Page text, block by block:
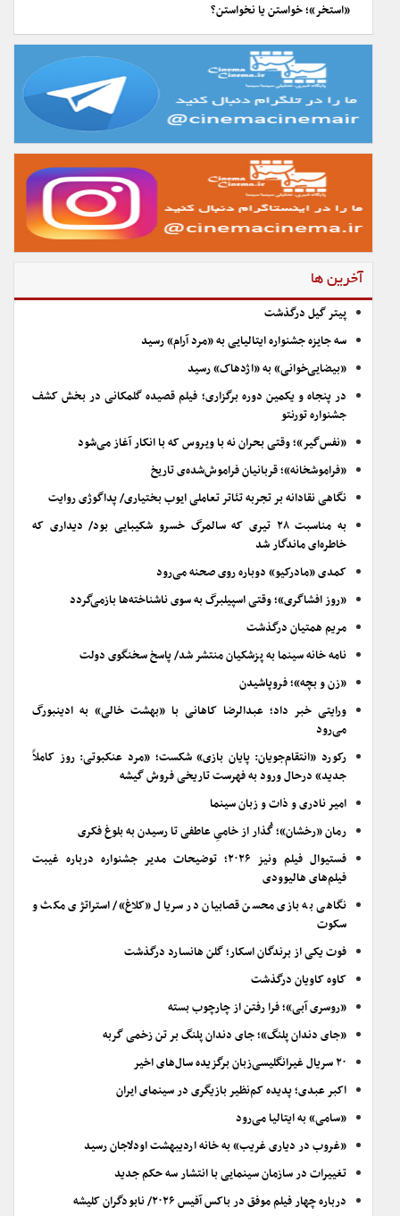
«استخر»؛ خواستن یا نخواستن؟
آخرین ها
پیتر گیل درگذشت
سه جایزه جشنواره ایتالیایی به «مرد آرام» رسید
«بیضایی‌خوانی» به «اژدهاک» رسید
در پنجاه و یکمین دوره برگزاری؛ فیلم قصیده گلمکانی در بخش کشف
جشنواره تورنتو
«نفس‌گیر»؛ وقتی بحران نه با ویروس که با انکار آغاز می‌شود
«فراموشخانه»؛ قربانیان فراموش‌شده‌ی تاریخ
نگاهی نقادانه بر تجربه تئاتر تعاملی ایوب بختیاری/ پداگوژی روایت
به مناسبت ۲۸ تیری که سالمرگ خسرو شکیبایی بود/ دیداری که
خاطره‌ای ماندگار شد
کمدی «مادرکیو» دوباره روی صحنه می‌رود
«روز افشاگری»؛ وقتی اسپیلبرگ به سوی ناشناخته‌ها بازمی‌گردد
مریم همتیان درگذشت
نامه خانه سینما به پزشکیان منتشر شد/ پاسخ سخنگوی دولت
«زن و بچه»؛ فروپاشیدن
ورایتی خبر داد؛ عبدالرضا کاهانی با «بهشت خالی» به ادینبورگ
می‌رود
رکورد «انتقام‌جویان: پایان بازی» شکست؛ «مرد عنکبوتی: روز کاملاً
جدید» درحال ورود به فهرست تاریخی فروش گیشه
امیر نادری و ذات و زبان سینما
رمان «رخشان»؛ گُذار از خامیِ عاطفی تا رسیدن به بلوغ فکری
فستیوال فیلم ونیز ۲۰۲۶؛ توضیحات مدیر جشنواره درباره غیبت
فیلم‌های هالیوودی
نگاهی به بازی محسن قصابیان در سریال «کلاغ»/ استراتژی مکث و
سکوت
فوت یکی از برندگان اسکار؛ گلن هانسارد درگذشت
کاوه کاویان درگذشت
«روسری آبی»؛ فرا رفتن از چارچوب بسته
«جای دندان پلنگ»؛ جای دندان پلنگ بر تن زخمی گربه
۲۰ سریال غیرانگلیسی‌زبان برگزیده سال‌های اخیر
اکبر عبدی؛ پدیده کم‌نظیر بازیگری در سینمای ایران
«سامی» به ایتالیا می‌رود
«غروب در دیاری غریب» به خانه اردیبهشت اودلاجان رسید
تغییرات در سازمان سینمایی با انتشار سه حکم جدید
درباره چهار فیلم موفق در باکس آفیس ۲۰۲۶/ نابودگران کلیشه